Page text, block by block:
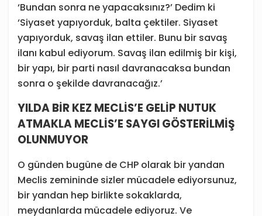
‘Bundan sonra ne yapacaksınız?’ Dedim ki
‘Siyaset yapıyorduk, balta çektiler. Siyaset
yapıyorduk, savaş ilan ettiler. Bunu bir savaş
ilanı kabul ediyorum. Savaş ilan edilmiş bir kişi,
bir yapı, bir parti nasıl davranacaksa bundan
sonra o şekilde davranacağız.’
YILDA BİR KEZ MECLİS’E GELİP NUTUK
ATMAKLA MECLİS’E SAYGI GÖSTERİLMİŞ
OLUNMUYOR
O günden bugüne de CHP olarak bir yandan
Meclis zemininde sizler mücadele ediyorsunuz,
bir yandan hep birlikte sokaklarda,
meydanlarda mücadele ediyoruz. Ve